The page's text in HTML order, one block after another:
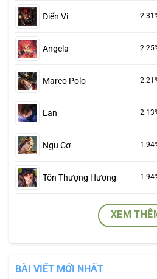
Điển Vi
Angela
Marco Polo
Lan
Ngu Cơ
Tôn Thượng Hương
XEM
BÀI VIẾT MỚI NHẤT